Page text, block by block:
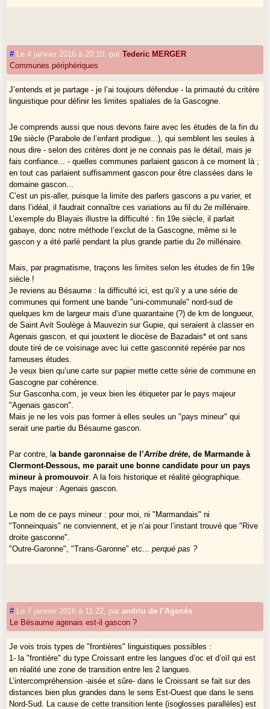
# Le 4 janvier 2016 à 20:10 parTederic MERGER
Communes périphériques
J’entends et je partage - je l’ai toujours défendue - la primauté du critère
linguistique pour définir les limites spatiales de la Gascogne.
Je comprends aussi que nous devons faire avec les études de la fin du
19e siècle (Parabole de l’enfant prodigue...), qui semblent les seules à
nous dire - selon des critères dont je ne connais pas le détail, mais je
fais confiance... - quelles communes parlaient gascon à ce moment là ;
en tout cas parlaient suffisamment gascon pour être classées dans le
domaine gascon...
C’est un pis-aller, puisque la limite des parlers gascons a pu varier, et
dans l’idéal, il faudrait connaître ces variations au fil du 2e millénaire.
L’exemple du Blayais illustre la difficulté : fin 19e siècle, il parlait
gabaye, donc notre méthode l’exclut de la Gascogne, même si le
gascon y a été parlé pendant la plus grande partie du 2e millénaire.
Mais, par pragmatisme, traçons les limites selon les études de fin 19e
siècle !
Je reviens au Bésaume : la difficulté ici, est qu’il y a une série de
communes qui forment une bande "uni-communale" nord-sud de
quelques km de largeur mais d’une quarantaine (?) de km de longueur,
de Saint Avit Soulège à Mauvezin sur Gupie, qui seraient à classer en
Agenais gascon, et qui jouxtent le diocèse de Bazadais* et ont sans
doute tiré de ce voisinage avec lui cette gasconnité repérée par nos
fameuses études.
Je veux bien qu’une carte sur papier mette cette série de commune en
Gascogne par cohérence.
Sur Gasconha.com, je veux bien les étiqueter par le pays majeur
"Agenais gascon".
Mais je ne les vois pas former à elles seules un "pays mineur" qui
serait une partie du Bésaume gascon.
Par contre, la bande garonnaise de l’Arribe dréte, de Marmande à
Clermont-Dessous, me parait une bonne candidate pour un pays
mineur à promouvoir . A la fois historique et réalité géographique.
Pays majeur : Agenais gascon.
Le nom de ce pays mineur : pour moi, ni "Marmandais" ni
"Tonneinquais" ne conviennent, et je n’ai pour l’instant trouvé que "Rive
droite gasconne".
"Outre-Garonne", "Trans-Garonne" etc...perqué pas ?
primauté que nous voulons accorder aux vieux diocèses, qui nous
disent l’histoire longue. Une commune comme Sainte Bazeille est alors
en Bazadais...
Et la Garonne est alors une limite à l’intérieur de l’Agenais gascon. Or,
le Marmandais et le Tonneinquais sont susceptibles de transcender
cette limite.
Cette rive droite gasconne n’étant que partiellement issue de
l’archiprêtré de Bésaume, il n’est pas non plus possible de l’appeler
"Bésaume gascon".
# Le 7 janvier 2016 à 11:22 parandriu de l’Agenés
Le Bésaume agenais est-il gascon ?
Je vois trois types de "frontières" linguistiques possibles :
1- la "frontière" du type Croissant entre les langues d’oc et d’oïl qui est
en réalité une zone de transition entre les 2 langues.
L’intercompréhension -aisée et sûre- dans le Croissant se fait sur des
distances bien plus grandes dans le sens Est-Ouest que dans le sens
Nord-Sud. La cause de cette transition lente (isoglosses parallèles) est